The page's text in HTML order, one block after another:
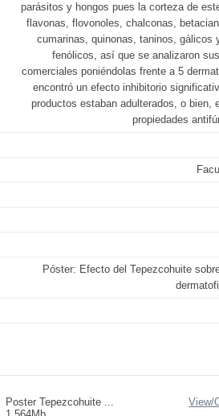
parásitos y hongos pues la corteza de
flavonas, flovonoles, chalconas,
cumarinas, quinonas, taninos, gálicos
fenólicos, así que se analizaron
comerciales poniéndolas frente a 5
encontró un efecto inhibitorio
productos estaban adulterados, o bien,
propiedades
Póster: Efecto del Tepezcohuite
Poster Tepezcohuite ...
View/